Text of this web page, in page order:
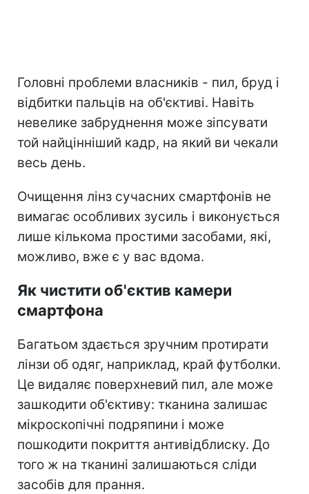
Головні проблеми власників - пил, бруд і
відбитки пальців на об'єктиві. Навіть
невелике забруднення може зіпсувати
той найцінніший кадр, на який ви чекали
весь день.
Очищення лінз сучасних смартфонів не
вимагає особливих зусиль і виконується
лише кількома простими засобами, які,
можливо, вже є у вас вдома.
Як чистити об'єктив камери
смартфона
Багатьом здається зручним протирати
лінзи об одяг, наприклад, край футболки.
Це видаляє поверхневий пил, але може
зашкодити об'єктиву: тканина залишає
мікроскопічні подряпини і може
пошкодити покриття антивідблиску. До
того ж на тканині залишаються сліди
засобів для прання.